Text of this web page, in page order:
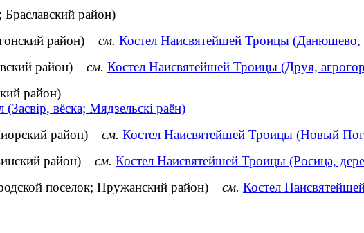
район)
район) см. Костел Наисвятейшей Троицы (Данюшево,
район) см. Костел Наисвятейшей Троицы (Друя,
район)
(Засвір, вёска; Мядзельскі раён)
район) см. Костел Наисвятейшей Троицы (Новый
район) см. Костел Наисвятейшей Троицы (Росица,
поселок; Пружанский район) см. Костел